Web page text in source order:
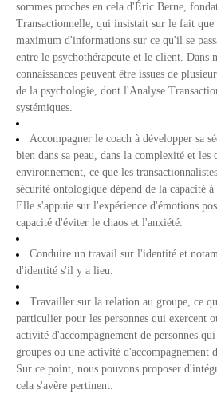
sommes proches en cela d'Éric Berne,
Transactionnelle, qui insistait sur le fait
maximum d'informations sur ce qu'il se
entre le psychothérapeute et le client. Dans
connaissances peuvent être issues de
de la psychologie, dont l'Analyse
systémiques.
Accompagner le coach à développer sa
bien dans sa peau, dans la complexité et les
environnement, ce que les
sécurité ontologique dépend de la capacité à
Elle s'appuie sur l'expérience d'émotions
capacité d'éviter le chaos et l'anxiété.
Conduire un travail sur l'identité et
d'identité s'il y a lieu.
Travailler sur la relation au groupe, ce
particulier pour les personnes qui exercent
activité d'accompagnement de personnes
groupes ou une activité d'accompagnement
Sur ce point, nous pouvons proposer
cela s'avère pertinent.